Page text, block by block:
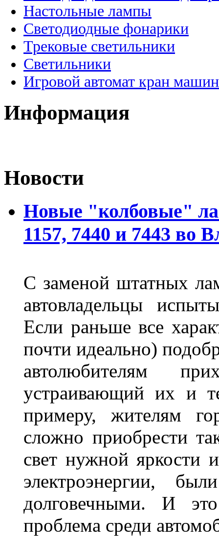
Настольные лампы
Светодиодные фонарики
Трековые светильники
Светильники
Игровой автомат кран
Информация
Новости
Новые "колбовые"
1157, 7440 и 7443 во
С заменой штатных
автовладельцы
Если раньше все
почти идеально)
автолюбителям
устраивающий их и
примеру, жителям
сложно приобрести
свет нужной яркости
электроэнергии,
долговечными. И
проблема среди